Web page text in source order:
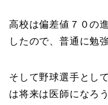
高校は偏差値７０の
したので、普通に勉
そして野球選手とし
は将来は医師になろ